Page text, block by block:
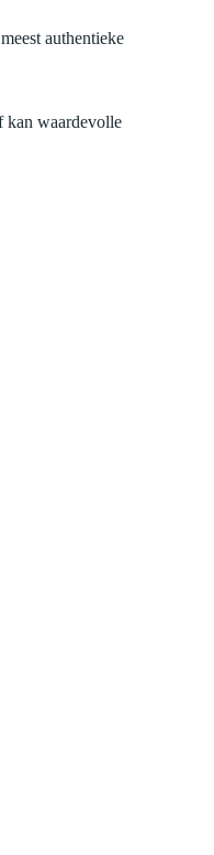
authentieke
kan waardevolle